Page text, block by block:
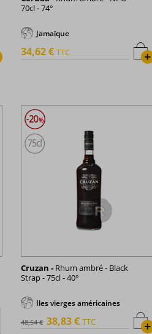
70cl - 74°
Jamaïque
+
34,62 € TTC
Cruzan -Rhum ambré - Black
Strap - 75cl - 40°
Iles vierges américaines
+
48,54 € 38,83 € TTC